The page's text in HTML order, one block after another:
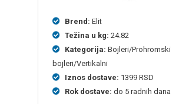
Brend: Elit
Težina u kg: 24.82
Kategorija: Bojleri/Prohromski
bojleri/Vertikalni
Iznos dostave: 1399 RSD
Rok dostave: do 5 radnih dana